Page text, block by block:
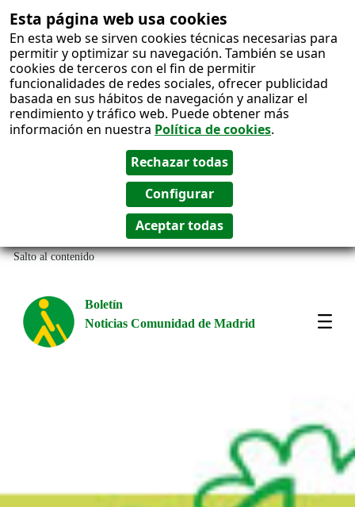
Esta página web usa cookies
En esta web se sirven cookies técnicas necesarias para
permitir y optimizar su navegación. También se usan
cookies de terceros con el fin de permitir
funcionalidades de redes sociales, ofrecer publicidad
basada en sus hábitos de navegación y analizar el
rendimiento y tráfico web. Puede obtener más
información en nuestra Política de cookies.
Salto al contenido
Boletín
Noticias Comunidad de Madrid